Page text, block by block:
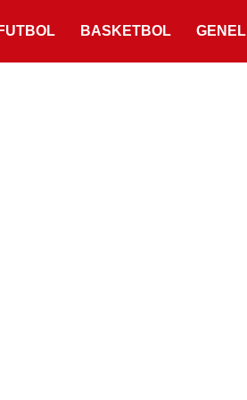
FUTBOL BASKETBOL GENEL